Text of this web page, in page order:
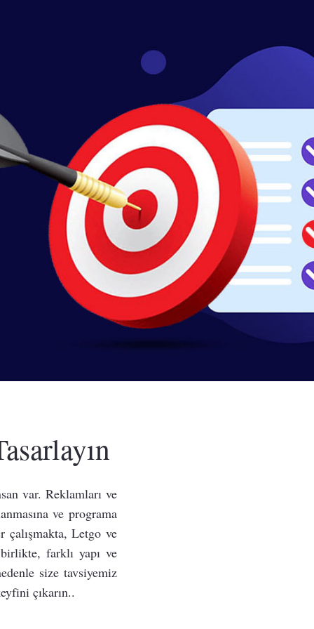
var. Reklamları ve
ve programa
çalışmakta, Letgo ve
farklı yapı ve
size tavsiyemiz
çıkarın..